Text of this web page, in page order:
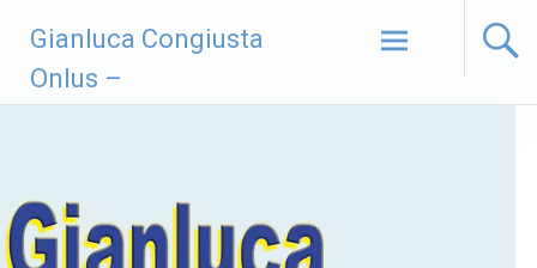
contenuto
Gianluca Congiusta
Onlus –